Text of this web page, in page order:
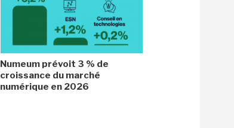
Numeum prévoit 3 % de
croissance du marché
numérique en 2026